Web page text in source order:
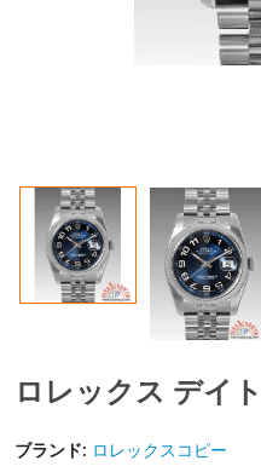
ロレックス デイ
ブランド: ロレックスコピー